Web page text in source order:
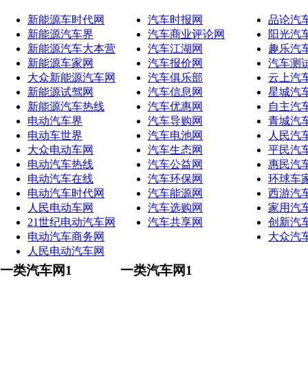
新能源车时代网
新能源汽车界
新能源汽车大本营
新能源车家网
大众新能源汽车网
新能源试驾网
新能源汽车热线
电动汽车界
电动车世界
大众电动车网
电动汽车热线
电动汽车在线
电动汽车时代网
人民电动车网
21世纪电动汽车网
电动汽车商务网
人民电动汽车网
汽车时报网
汽车商业评论网
汽车江湖网
汽车报价网
汽车俱乐部
汽车信息网
汽车优惠网
汽车导购网
汽车电池网
汽车生态网
汽车公益网
汽车环保网
汽车能源网
汽车选购网
汽车共享网
品论汽
阳光汽
趣乐汽
汽车测
云上汽
星城汽
自主汽
青城汽
人民汽
平民汽
惠民汽
环球车
西游汽
家用汽
创新汽
大众汽
一类汽车网1 一类汽车网1